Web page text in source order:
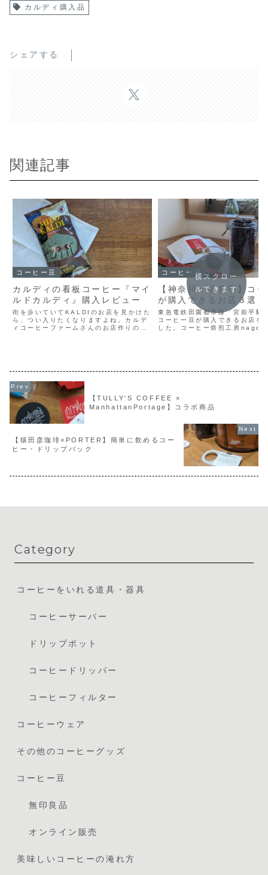
カルディ購入品
シェアする
関連記事
コーヒー豆
カルディの看板コーヒー『マイ
ルドカルディ』購入レビュー
街を歩いていてKALDIのお店を見かけた
ら、つい入りたくなりますよね。カルデ
ィコーヒーファームさんのお店作りのコ
コーヒー豆
【神奈川・宮前平】コ
が購入できるお店３選
東急電鉄田園都市線「宮前平駅
コーヒー豆が購入できるお店を
した。コーヒー焙煎工房
横スクロー
ルできます
【TULLY‘S COFFEE ×
ManhattanPortage】コラボ商品
【猿田彦珈琲×PORTER】簡単に飲めるコー
ヒー・ドリップバック
Category
コーヒーをいれる道具・器具
コーヒーサーバー
ドリップポット
コーヒードリッパー
コーヒーフィルター
コーヒーウェア
その他のコーヒーグッズ
コーヒー豆
無印良品
オンライン販売
美味しいコーヒーの淹れ方